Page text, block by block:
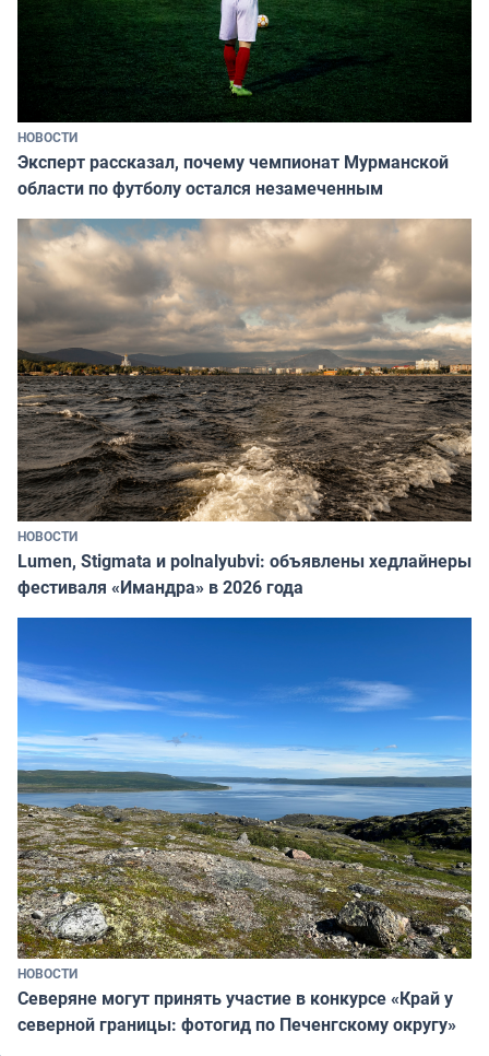
НОВОСТИ
Эксперт рассказал, почему чемпионат Мурманской
области по футболу остался незамеченным
НОВОСТИ
Lumen, Stigmata и polnalyubvi: объявлены хедлайнеры
фестиваля «Имандра» в 2026 года
НОВОСТИ
Северяне могут принять участие в конкурсе «Край у
северной границы: фотогид по Печенгскому округу»